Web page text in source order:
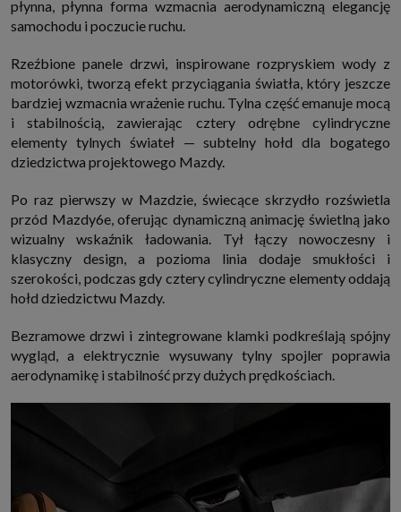
które przeglądarka wysyła do serwera przy każdorazowym wejściu na
stronę z tego urządzenia, podczas gdy odwiedzasz strony w Internecie.
Szczegółową informację na temat plików cookie i ich funkcjonowania
o tym jak zmienić ustawienia przeglądarki, aby ograniczyć lub wyłączyć
funkcjonowanie plików cookies itp. oraz jak usunąć takie pliki z Twojego
urządzenia.
Twoje uprawnienia
Przysługują Ci następujące uprawnienia wobec Twoich danych i ich
przetwarzania przez nas, inne podmioty z Grupy SAGIER i Zaufanych
Partnerów:
chwili wycofać (cofnięcie zgody oczywiście nie uchyli zgodności z prawem
przetwarzania już dokonanego na jej podstawie);
2. Masz również prawo żądania dostępu do Twoich danych osobowych, ich
sprostowania, usunięcia lub ograniczenia przetwarzania, prawo do
przeniesienia danych, wyrażenia sprzeciwu wobec przetwarzania danych
oraz prawo do wniesienia skargi do organu nadzorczego, którym w Polsce
jest Prezes Urzędu Ochrony Danych Osobowych.Pod tym adresem
znajdziesz dodatkowe informacje dotyczące przetwarzania danych i
płynna, płynna forma wzmacnia aerodynamiczną elegancję
samochodu i poczucie ruchu.
Rzeźbione panele drzwi, inspirowane rozpryskiem wody z
motorówki, tworzą efekt przyciągania światła, który jeszcze
bardziej wzmacnia wrażenie ruchu. Tylna część emanuje mocą
i stabilnością, zawierając cztery odrębne cylindryczne
elementy tylnych świateł — subtelny hołd dla bogatego
dziedzictwa projektowego Mazdy.
Po raz pierwszy w Mazdzie, świecące skrzydło rozświetla
przód Mazdy6e, oferując dynamiczną animację świetlną jako
wizualny wskaźnik ładowania. Tył łączy nowoczesny i
klasyczny design, a pozioma linia dodaje smukłości i
szerokości, podczas gdy cztery cylindryczne elementy oddają
hołd dziedzictwu Mazdy.
Bezramowe drzwi i zintegrowane klamki podkreślają spójny
wygląd, a elektrycznie wysuwany tylny spojler poprawia
aerodynamikę i stabilność przy dużych prędkościach.